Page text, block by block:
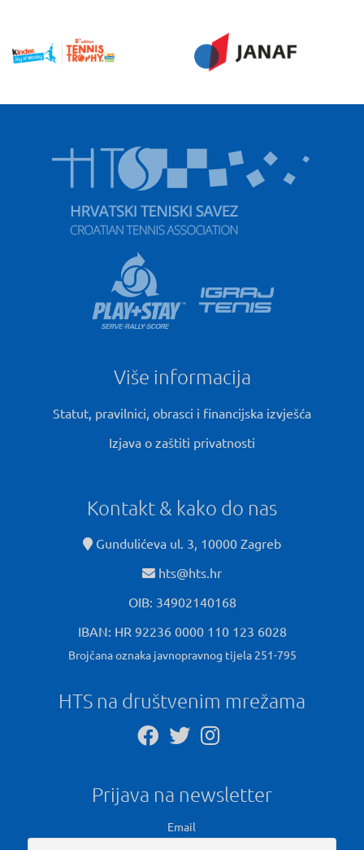
Više informacija
Statut, pravilnici, obrasci i financijska izvješća
Izjava o zaštiti privatnosti
Kontakt & kako do nas
Gundulićeva ul. 3, 10000 Zagreb
hts@hts.hr
OIB: 34902140168
IBAN: HR 92236 0000 110 123 6028
Brojčana oznaka javnopravnog tijela 251-795
HTS na društvenim mrežama
Prijava na newsletter
Email